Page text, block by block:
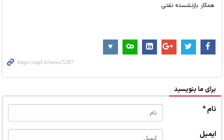
همکار بازنشسته نفتی
برای ما بنویسید
نام *
ایمیل